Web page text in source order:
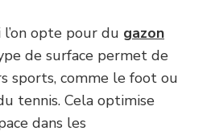
opte pour du gazon
de surface permet de
sports, comme le foot ou
tennis. Cela optimise
dans les